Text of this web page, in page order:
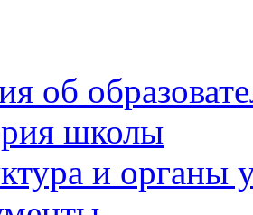
об
школы
и органы